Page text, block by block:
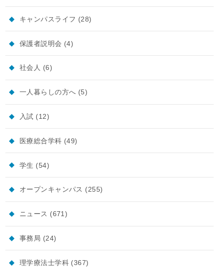
キャンパスライフ (28)
保護者説明会 (4)
社会人 (6)
一人暮らしの方へ (5)
入試 (12)
医療総合学科 (49)
学生 (54)
オープンキャンパス (255)
ニュース (671)
事務局 (24)
理学療法士学科 (367)